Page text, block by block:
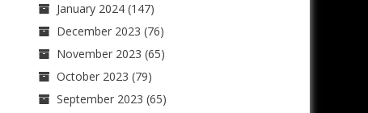
January 2024(147)
December 2023 (76)
November 2023 (65)
October 2023 (79)
September 2023 (65)